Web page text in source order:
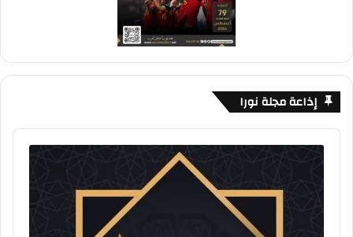
إذاعة مجلة نورا
Audio
Player